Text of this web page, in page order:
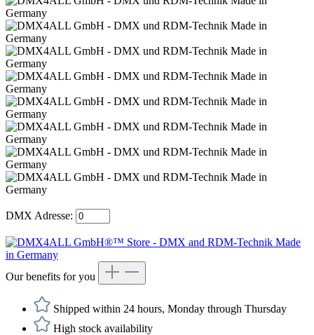
DMX Adresse:
Our benefits for you
Shipped within 24 hours, Monday through Thursday
High stock availability